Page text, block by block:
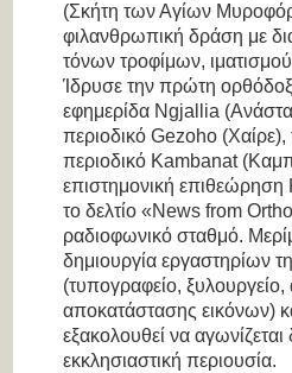
(Σκήτη των Αγίων
φιλανθρωπική δράση με
τόνων τροφίμων,
Ίδρυσε την πρώτη
εφημερίδα Ngjallia
περιοδικό Gezoho (Χαίρε),
περιοδικό Kambanat
επιστημονική
το δελτίο «News from
ραδιοφωνικό σταθμό.
δημιουργία εργαστηρίων
(τυπογραφείο, ξυλουργείο,
αποκατάστασης εικόνων)
εξακολουθεί να αγωνίζεται
εκκλησιαστική περιουσία.